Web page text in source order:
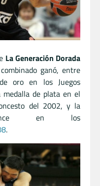
La Generación Dorada
ganó, entre
oro en los Juegos
de plata en el
del 2002, y la
en los
.